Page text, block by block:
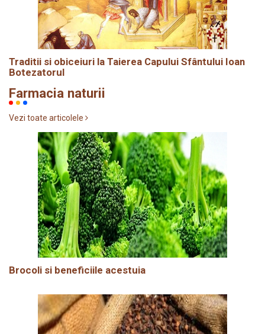
Traditii si obiceiuri la Taierea Capului Sfântului Ioan
Botezatorul
Farmacia naturii
Vezi toate articolele
Brocoli si beneficiile acestuia